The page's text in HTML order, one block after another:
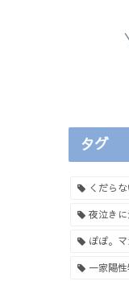
タグ
くだら
夜泣き
ぽぽ。
一家陽